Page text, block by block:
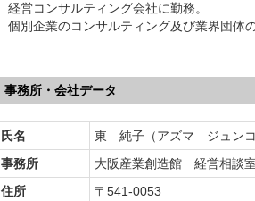
経営コンサルティング会社に勤務。
個別企業のコンサルティング及び業界団体
事務所・会社データ
氏名
東 純子（アズマ ジュンコ
事務所
大阪産業創造館 経営相談室
住所
〒541-0053